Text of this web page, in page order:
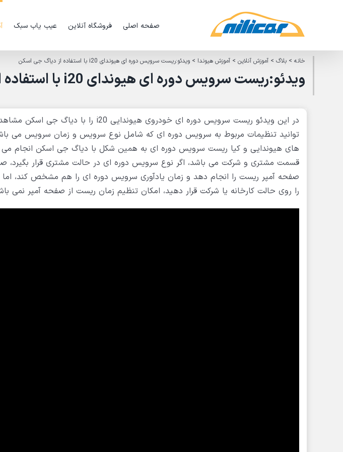
صفحه اصلی فروشگاه آنلاین عیب یاب سبک
خانه> بلاگ> آموزش آنلاین> آموزش هیوندا > ویدئو:ریست سرویس دوره ای هیوندای i20 با استفاده از دیاگ جی اسکن
ویدئو:ریست سرویس دوره ای هیوندای i20 با استفاده از دیاگ جی اسکن
توانید تنظیمات مربوط به سرویس دوره ای که شامل نوع سرویس و زمان سرویس می
های هیوندایی و کیا ریست سرویس دوره ای به همین شکل با دیاگ جی اسکن انجام
قسمت مشتری و شرکت می باشد، اگر نوع سرویس دوره ای در حالت مشتری قرار بگیرد،
صفحه آمپر ریست را انجام دهد و زمان یادآوری سرویس دوره ای را هم مشخص کند، اما
را روی حالت کارخانه یا شرکت قرار دهید، امکان تنظیم زمان ریست از صفحه آمپر نمی